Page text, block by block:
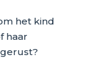
het kind
haar